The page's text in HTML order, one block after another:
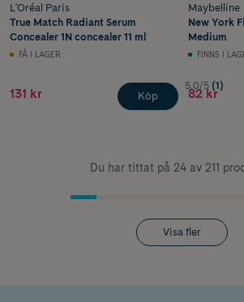
L'Oréal Paris
True Match Radiant Serum
Concealer 1N concealer 11 ml
FÅ I LAGER
131 kr Köp
Maybelline
New York
Medium
FINNS I
5.0/5 (1)
82 kr
Du har tittat på 24 av 211
Visa fler